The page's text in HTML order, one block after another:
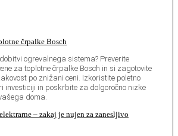
črpalke Bosch
ogrevalnega sistema? Preverite
za toplotne črpalke Bosch in si zagotovite
po znižani ceni. Izkoristite poletno
investiciji in poskrbite za dolgoročno nizke
doma.
– zakaj je nujen za zanesljivo